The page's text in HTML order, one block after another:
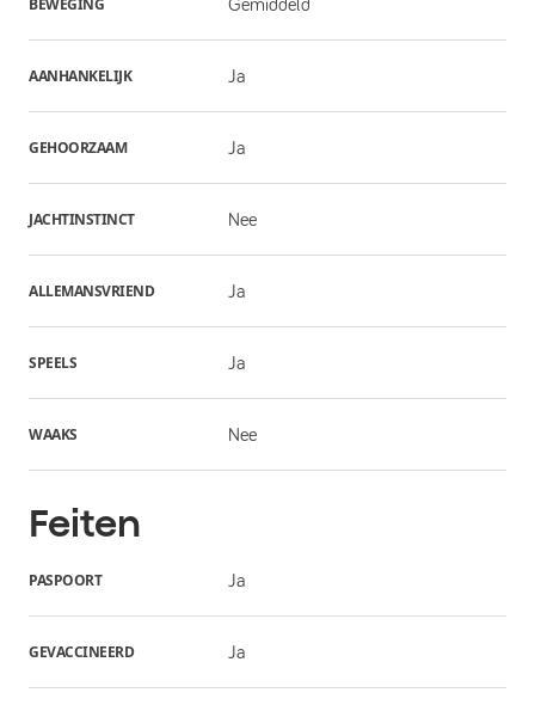
Gemiddeld
AANHANKELIJK Ja
GEHOORZAAM Ja
JACHTINSTINCT Nee
ALLEMANSVRIEND Ja
SPEELS Ja
WAAKS Nee
Feiten
PASPOORT Ja
GEVACCINEERD Ja